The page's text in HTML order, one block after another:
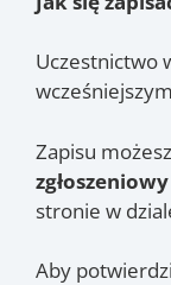
Uczestnictwo
Zapisu
stronie w
Aby